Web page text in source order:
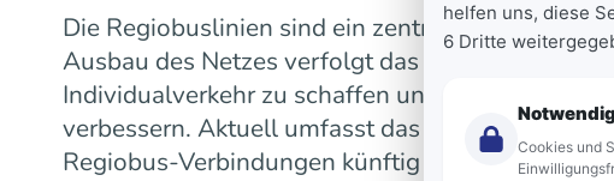
Die Regiobuslinien sind ein zentraler
Ausbau des Netzes verfolgt das Land das Ziel,
Individualverkehr zu schaffen und die Mobilität
verbessern. Aktuell umfasst das landesweite
Regiobus-Verbindungen künftig auf einen Blick
helfen uns, diese
6 Dritte
Notwendig
Cookies und